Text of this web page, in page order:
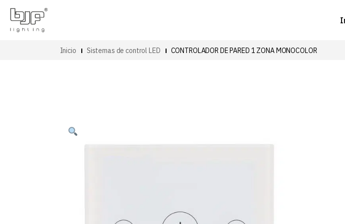
Inicio Sistemas de control LED CONTROLADOR DE PARED 1 ZONA MONOCOLOR